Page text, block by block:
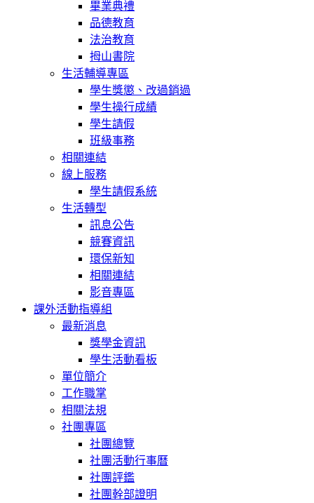
畢業典禮
品德教育
法治教育
拇山書院
生活輔導專區
學生獎懲、改過銷過
學生操行成績
學生請假
班級事務
相關連結
線上服務
學生請假系統
生活轉型
訊息公告
競賽資訊
環保新知
相關連結
影音專區
課外活動指導組
最新消息
獎學金資訊
學生活動看板
單位簡介
工作職掌
相關法規
社團專區
社團總覽
社團活動行事曆
社團評鑑
社團幹部證明